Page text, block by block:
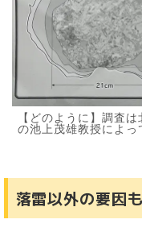
【どのように】調査
の池上茂雄教授によ
落雷以外の要因